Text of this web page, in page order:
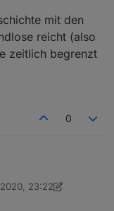
mit den
reicht (also
zeitlich begrenzt
0
getestet und mir
23:22